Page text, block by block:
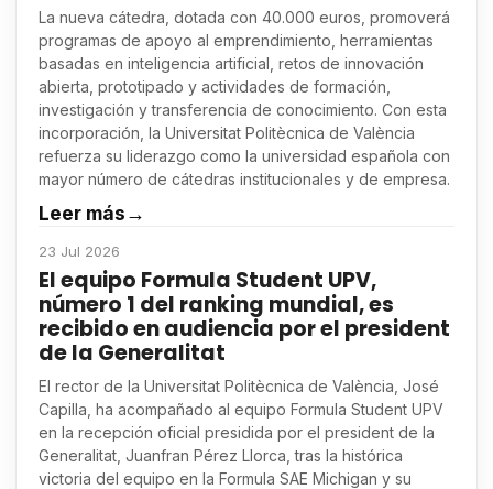
La nueva cátedra, dotada con 40.000 euros, promoverá
programas de apoyo al emprendimiento, herramientas
basadas en inteligencia artificial, retos de innovación
abierta, prototipado y actividades de formación,
investigación y transferencia de conocimiento. Con esta
incorporación, la Universitat Politècnica de València
refuerza su liderazgo como la universidad española con
mayor número de cátedras institucionales y de empresa.
Leer más→
23 Jul 2026
El equipo Formula Student UPV,
número 1 del ranking mundial, es
recibido en audiencia por el president
de la Generalitat
El rector de la Universitat Politècnica de València, José
Capilla, ha acompañado al equipo Formula Student UPV
en la recepción oficial presidida por el president de la
Generalitat, Juanfran Pérez Llorca, tras la histórica
victoria del equipo en la Formula SAE Michigan y su